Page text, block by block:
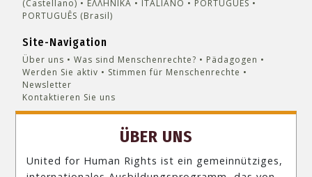
(Castellano)
ΕΛΛΗΝΙΚA ITALIANO
PORTUGUÊS
PORTUGUÊS (Brasil)‎
Site-Navigation
Über uns Was sind Menschenrechte?
Pädagogen
Werden Sie aktiv
Stimmen für Menschenrechte
Newsletter
Kontaktieren Sie uns
ÜBER UNS
United for Human Rights ist ein gemeinnütziges,